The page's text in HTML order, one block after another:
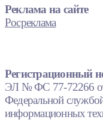
Реклама на сайте
Росреклама
Регистрационный
ЭЛ № ФС 77-72266 от
Федеральной
информационных